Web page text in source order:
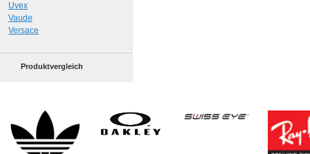
Uvex
Vaude
Versace
Produktvergleich